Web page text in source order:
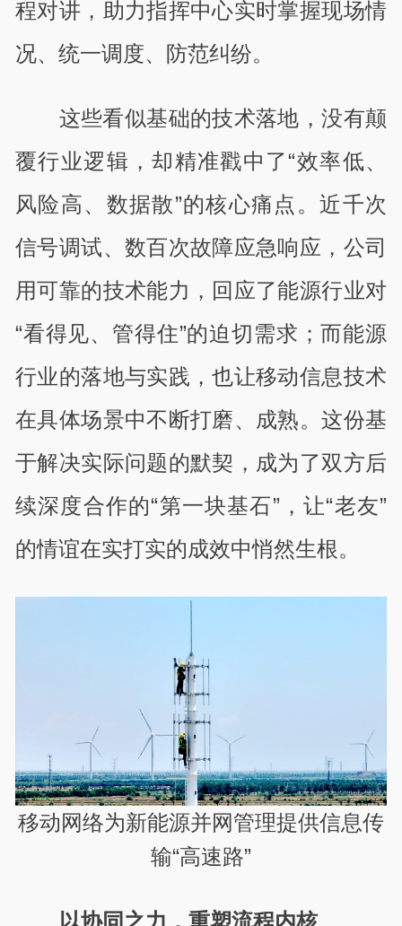
程对讲，助力指挥中心实时掌握现场情
况、统一调度、防范纠纷。
这些看似基础的技术落地，没有颠
覆行业逻辑，却精准戳中了“效率低、
风险高、数据散”的核心痛点。近千次
信号调试、数百次故障应急响应，公司
用可靠的技术能力，回应了能源行业对
“看得见、管得住”的迫切需求；而能源
行业的落地与实践，也让移动信息技术
在具体场景中不断打磨、成熟。这份基
于解决实际问题的默契，成为了双方后
续深度合作的“第一块基石”，让“老友”
的情谊在实打实的成效中悄然生根。
移动网络为新能源并网管理提供信息传
输“高速路”
以协同之力，重塑流程内核